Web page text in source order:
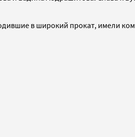
в широкий прокат, имели